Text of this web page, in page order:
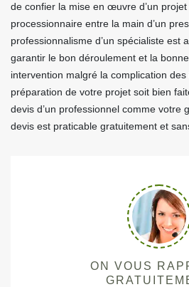
de confier la mise en œuvre d’un
processionnaire entre la main d’un
professionnalisme d’un spécialiste est
garantir le bon déroulement et la
intervention malgré la complication
préparation de votre projet soit bien
devis d’un professionnel comme votre
devis est praticable gratuitement et
ON VOUS